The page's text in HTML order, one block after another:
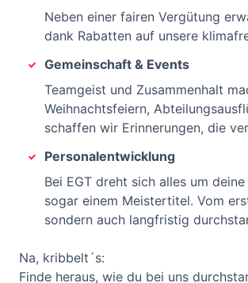
Neben einer fairen Vergütung
dank Rabatten auf unsere
Gemeinschaft & Events
Teamgeist und Zusammenhalt
Weihnachtsfeiern,
schaffen wir Erinnerungen, die
Personalentwicklung
Bei EGT dreht sich alles um
sogar einem Meistertitel. Vom
sondern auch langfristig
Na, kribbelt´s:
Finde heraus, wie du bei uns